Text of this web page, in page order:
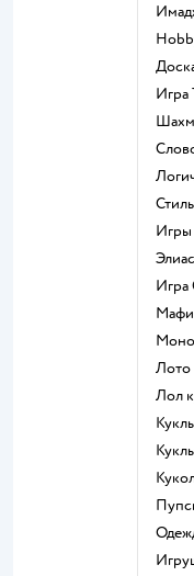
Элиас
Лол